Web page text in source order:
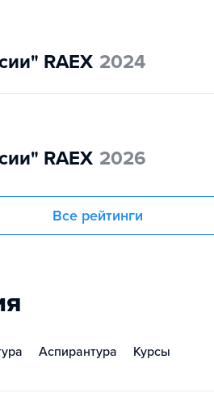
RAEX 2024
RAEX 2026
Все рейтинги
Аспирантура Курсы